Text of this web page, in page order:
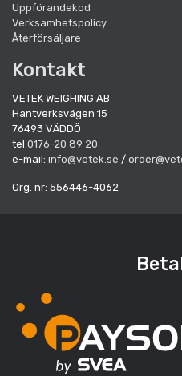
Uppförandekod
Verksamhetspolicy
Återförsäljare
Kontakt
VETEK WEIGHING AB
Hantverksvägen 15
76493 VÄDDÖ
tel 0176-20 89 20
e-mail: info@vetek.se /
Org. nr: 556446-4062